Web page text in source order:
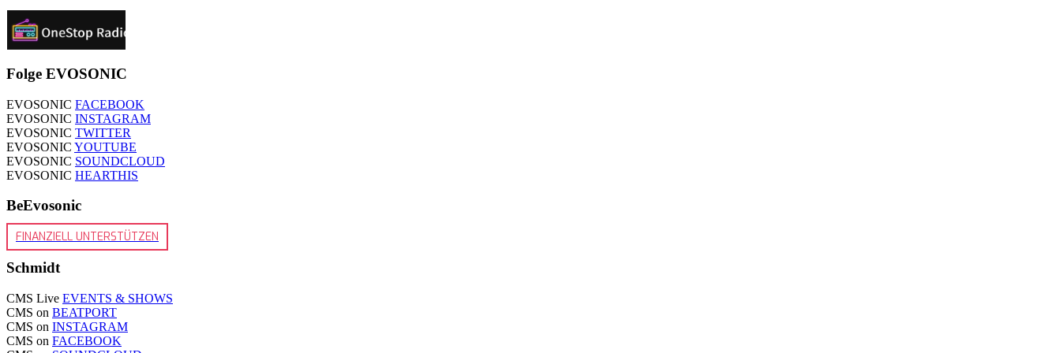
Folge EVOSONIC
EVOSONIC FACEBOOK
EVOSONIC INSTAGRAM
EVOSONIC TWITTER
EVOSONIC YOUTUBE
EVOSONIC SOUNDCLOUD
EVOSONIC HEARTHIS
BeEvosonic
FINANZIELL UNTERSTÜTZEN
Schmidt
CMS Live EVENTS & SHOWS
CMS on BEATPORT
CMS on INSTAGRAM
CMS on FACEBOOK